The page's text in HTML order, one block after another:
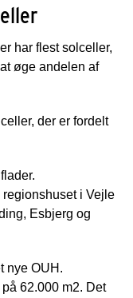
har flest solceller,
øge andelen af
der er fordelt
i Vejle
Esbjerg og
nye OUH.
62.000 m2. Det